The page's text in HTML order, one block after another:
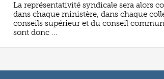
La représentativité syndicale sera alors
dans chaque ministère, dans chaque
conseils supérieur et du conseil
sont donc ...